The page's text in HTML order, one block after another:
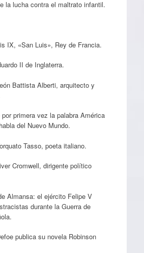
la lucha contra el maltrato infantil.
IX, «San Luis», Rey de Francia.
II de Inglaterra.
Battista Alberti, arquitecto y
primera vez la palabra América
del Nuevo Mundo.
Tasso, poeta italiano.
Cromwell, dirigente político
Almansa: el ejército Felipe V
durante la Guerra de
publica su novela Robinson